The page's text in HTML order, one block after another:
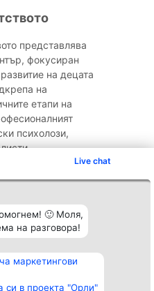
Live chat
🙂 Моля,
на разговора!
маркетингови
си в проекта "Орли"
представлява
фокусиран
на децата
на
етапи на
психолози,
...
Контакти
Контакти